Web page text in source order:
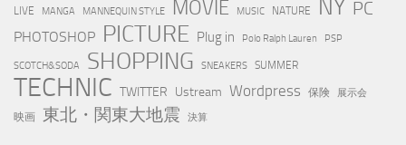
LIVE MANGA MANNEQUIN STYLE MOVIE MUSIC NATURE NY PC
PHOTOSHOP PICTURE Plug in Polo Ralph Lauren PSP
SCOTCH&SODA SHOPPING SNEAKERS SUMMER
TECHNIC TWITTER Ustream Wordpress 保険 展示会
映画 東北・関東大地震 決算